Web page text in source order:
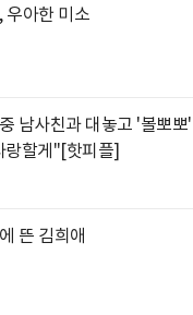
우아한 미소
남사친과 대놓고 '볼뽀뽀'
랑할게"[핫피플]
뜬 김희애